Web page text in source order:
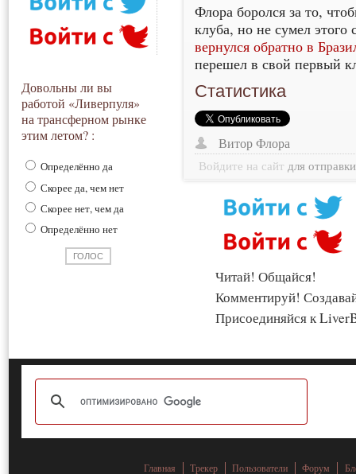
Довольны ли вы
работой «Ливерпуля»
на трансферном рынке
этим летом? :
Определённо да
Скорее да, чем нет
Скорее нет, чем да
Определённо нет
Флора боролся за то,
клуба, но не сумел этого
вернулся обратно в
перешел в свой первый
Статистика
Витор Флора
Войдите на сайт для
Читай! Общайся!
Комментируй!
Присоединяйся к
Главная Трекер Пользователи Форум